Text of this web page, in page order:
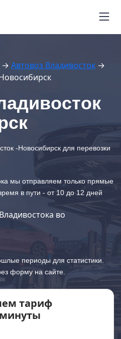
автовозов
ответ
451-26-94
автовоз
→ Автовоз Владивосток →
-Новосибирск для перевозки
мы отправляем только прямые
в пути - от 10 до 12 дней
во
периоды для статистики.
форму на сайте.
тариф